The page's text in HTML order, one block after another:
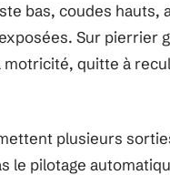
bas, coudes hauts,
Sur pierrier
quitte à
plusieurs
le pilotage